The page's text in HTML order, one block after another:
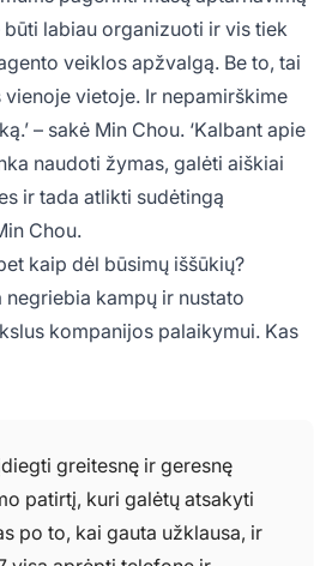
labiau organizuoti ir vis tiek
veiklos apžvalgą. Be to, tai
vietoje. Ir nepamirškime
– sakė Min Chou. ‘Kalbant apie
naudoti žymas, galėti aiškiai
ir tada atlikti sudėtingą
Chou.
kaip dėl būsimų iššūkių?
kampų ir nustato
kompanijos palaikymui. Kas
greitesnę ir geresnę
patirtį, kuri galėtų atsakyti
po to, kai gauta užklausa, ir